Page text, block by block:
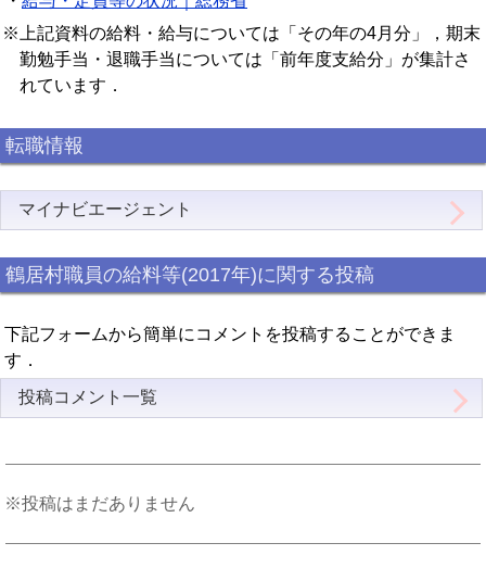
※上記資料の給料・給与については「その年の4月分」，期末
勤勉手当・退職手当については「前年度支給分」が集計さ
れています．
転職情報
マイナビエージェント
鶴居村職員の給料等(2017年)に関する投稿
下記フォームから簡単にコメントを投稿することができま
す．
投稿コメント一覧
※投稿はまだありません